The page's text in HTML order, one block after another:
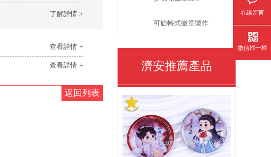
了解詳情 >
查看詳情 +
查看詳情 +
返回列表
可旋轉式徽章製作
濟安推薦產品
在線留言
微信掃一掃